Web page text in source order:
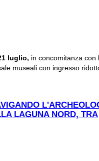
luglio, in concomitanza con
museali con ingresso
LAGUNA NORD, TRA